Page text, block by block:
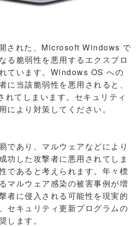
された、Microsoft Windows で
る脆弱性を悪用するエクスプロ
ています。Windows OS への
に当該脆弱性を悪用されると、
れてしまいます。セキュリティ
により対策してください。
であり、マルウェアなどにより
功した攻撃者に悪用されてしま
であると考えられます。年々標
マルウェア感染の被害事例が増
者に侵入される可能性を現実的
セキュリティ更新プログラムの
します。